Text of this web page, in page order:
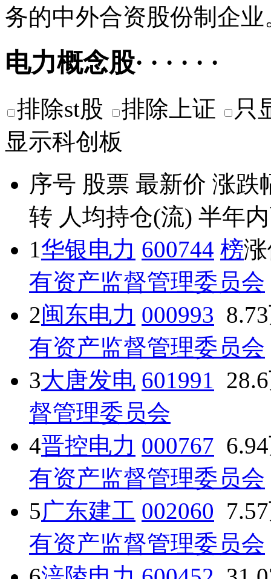
务的中外合资股份制企业
电力概念股· · · · · ·
排除st股 排除上证
只
显示科创板
序号 股票 最新价 涨跌
转 人均持仓(流) 半年
1华银电力 600744 榜
有资产监督管理委员会
2闽东电力 000993
有资产监督管理委员会
3大唐发电 601991
督管理委员会
4晋控电力 000767
有资产监督管理委员会
5广东建工 002060
有资产监督管理委员会